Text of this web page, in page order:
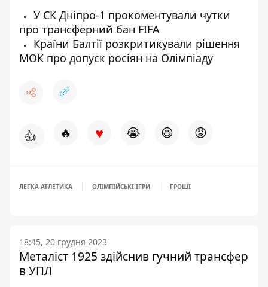
У СК Дніпро-1 прокоментували чутки
про трансферний бан FIFA
Країни Балтії розкритикували рішення
МОК про допуск росіян на Олімпіаду
👍 🔥 ♥ 😭 😆 😡
ЛЕГКА АТЛЕТИКА ОЛІМПІЙСЬКІ ІГРИ ГРОШІ
18:45, 20 грудня 2023
Металіст 1925 здійснив гучний трансфер
в УПЛ